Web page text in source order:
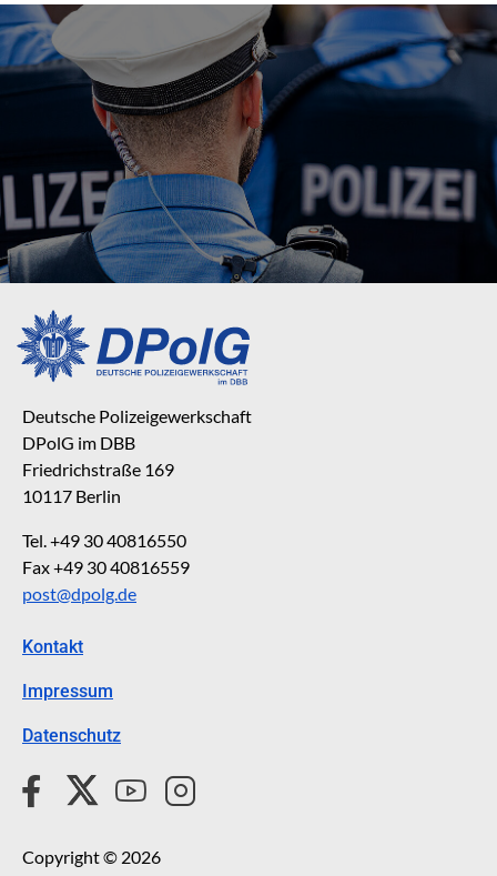
Deutsche Polizeigewerkschaft
DPolG im DBB
Friedrichstraße 169
10117 Berlin
Tel. +49 30 40816550
Fax +49 30 40816559
post@dpolg.de
Kontakt
Impressum
Datenschutz
Copyright © 2026